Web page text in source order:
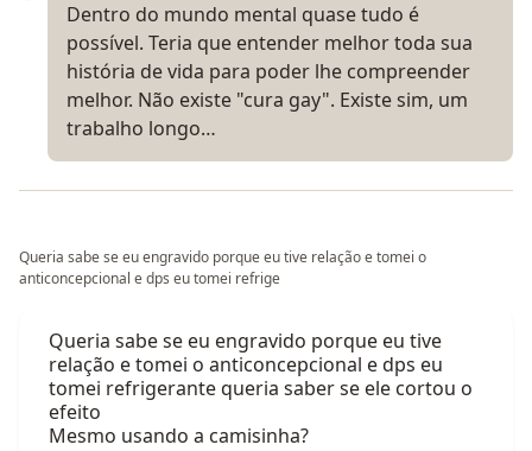
Dentro do mundo mental quase tudo é
possível. Teria que entender melhor toda sua
história de vida para poder lhe compreender
melhor. Não existe "cura gay". Existe sim, um
trabalho longo…
Queria sabe se eu engravido porque eu tive relação e tomei o
anticoncepcional e dps eu tomei refrige
Queria sabe se eu engravido porque eu tive
relação e tomei o anticoncepcional e dps eu
tomei refrigerante queria saber se ele cortou o
efeito
Mesmo usando a camisinha?